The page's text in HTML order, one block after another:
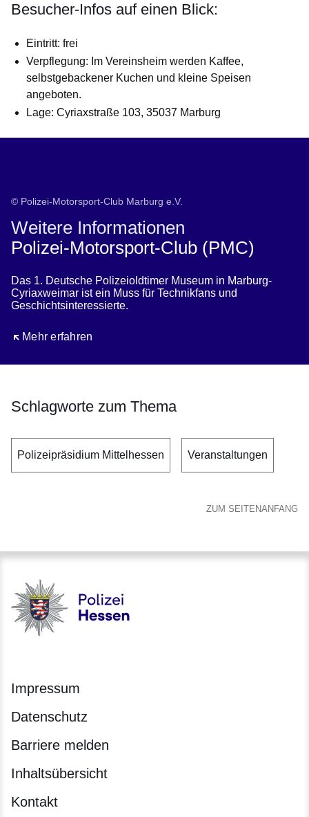
Besucher-Infos auf einen Blick:
Eintritt: frei
Verpflegung: Im Vereinsheim werden Kaffee,
selbstgebackener Kuchen und kleine Speisen
angeboten.
Lage: Cyriaxstraße 103, 35037 Marburg
© Polizei-Motorsport-Club Marburg e.V.
Weitere Informationen
Polizei-Motorsport-Club (PMC)
Das 1. Deutsche Polizeioldtimer Museum in Marburg-
Cyriaxweimar ist ein Muss für Technikfans und
Geschichtsinteressierte.
Mehr erfahren
Öffnet sich in einem neuen Fenster
Schlagworte zum Thema
Polizeipräsidium Mittelhessen Veranstaltungen
ZUM SEITENANFANG
Polizei - Polizei.hessen.de
Impressum
Datenschutz
Barriere melden
Inhaltsübersicht
Kontakt